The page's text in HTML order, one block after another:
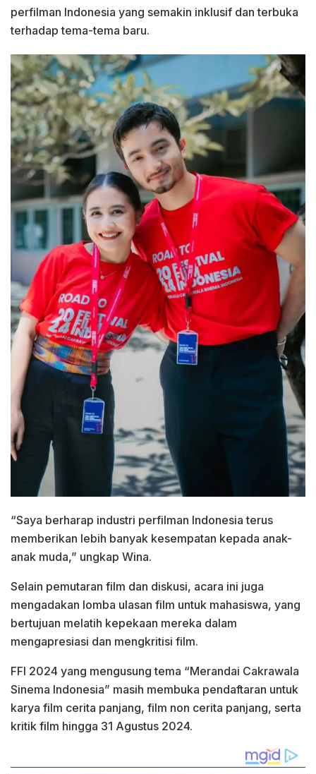
perfilman Indonesia yang semakin inklusif dan terbuka
terhadap tema-tema baru.
“Saya berharap industri perfilman Indonesia terus
memberikan lebih banyak kesempatan kepada anak-
anak muda,” ungkap Wina.
Selain pemutaran film dan diskusi, acara ini juga
mengadakan lomba ulasan film untuk mahasiswa, yang
bertujuan melatih kepekaan mereka dalam
mengapresiasi dan mengkritisi film.
FFI 2024 yang mengusung tema “Merandai Cakrawala
Sinema Indonesia” masih membuka pendaftaran untuk
karya film cerita panjang, film non cerita panjang, serta
kritik film hingga 31 Agustus 2024.